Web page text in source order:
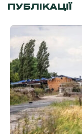
ПУБЛІКАЦІЇ